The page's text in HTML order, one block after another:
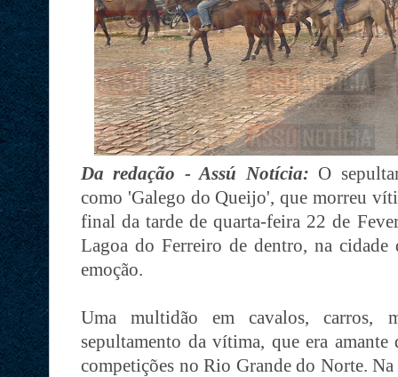
Da redação - Assú Notícia: O
como 'Galego do Queijo', que morreu
final da tarde de quarta-feira 22 de
Lagoa do Ferreiro de dentro, na
emoção.
Uma multidão em cavalos, carros,
sepultamento da vítima, que era
competições no Rio Grande do Norte.